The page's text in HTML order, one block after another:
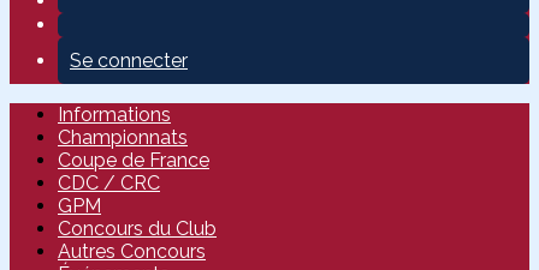
Se connecter
Informations
Championnats
Coupe de France
CDC / CRC
GPM
Concours du Club
Autres Concours